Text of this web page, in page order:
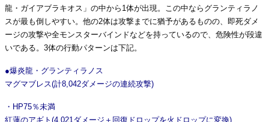
龍・ガイアブラキオス」の中から1体が出現。この中ならグランティラノ
スが最も倒しやすい。他の2体は攻撃までに猶予があるものの、即死ダメ
ージの攻撃や全モンスターバインドなどを持っているので、危険性が段違
いである。3体の行動パターンは下記。
●爆炎龍・グランティラノス
マグマブレス(計8,042ダメージの連続攻撃)
・HP75％未満
紅蓮のアギト(4,021ダメージ＋回復ドロップを火ドロップに変換)